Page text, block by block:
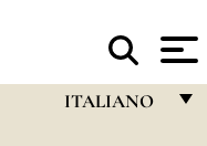
ITALIANO